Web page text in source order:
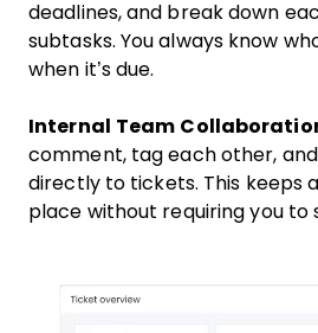
deadlines, and break down
subtasks. You always know
when it’s due.
Internal Team
comment, tag each other,
directly to tickets. This keeps
place without requiring you to